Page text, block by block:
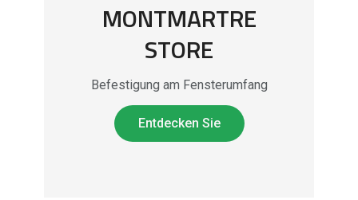
MONTMARTRE
STORE
Befestigung am Fensterumfang
Entdecken Sie